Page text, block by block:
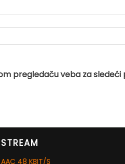
pregledaču veba za
STREAM
AAC 48 KBIT/S